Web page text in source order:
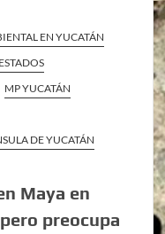
EN YUCATÁN
MP YUCATÁN
DE YUCATÁN
Maya en
preocupa